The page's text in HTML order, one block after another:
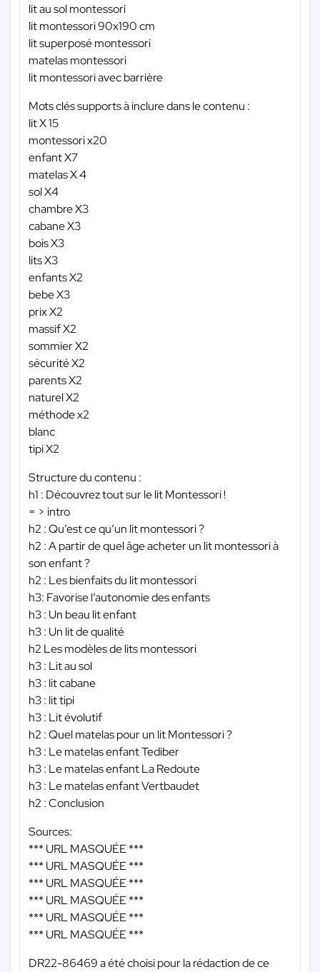
lit au sol montessori
lit montessori 90x190 cm
lit superposé montessori
matelas montessori
lit montessori avec barrière
Mots clés supports à inclure dans le contenu :
lit X 15
montessori x20
enfant X7
matelas X 4
sol X4
chambre X3
cabane X3
bois X3
lits X3
enfants X2
bebe X3
prix X2
massif X2
sommier X2
sécurité X2
parents X2
naturel X2
méthode x2
blanc
tipi X2
Structure du contenu :
h1 : Découvrez tout sur le lit Montessori !
= > intro
h2 : Qu’est ce qu’un lit montessori ?
h2 : A partir de quel âge acheter un lit montessori à
son enfant ?
h2 : Les bienfaits du lit montessori
h3: Favorise l’autonomie des enfants
h3 : Un beau lit enfant
h3 : Un lit de qualité
h2 Les modèles de lits montessori
h3 : Lit au sol
h3 : lit cabane
h3 : lit tipi
h3 : Lit évolutif
h2 : Quel matelas pour un lit Montessori ?
h3 : Le matelas enfant Tediber
h3 : Le matelas enfant La Redoute
h3 : Le matelas enfant Vertbaudet
h2 : Conclusion
Sources:
*** URL MASQUÉE ***
*** URL MASQUÉE ***
*** URL MASQUÉE ***
*** URL MASQUÉE ***
*** URL MASQUÉE ***
*** URL MASQUÉE ***
DR22-86469 a été choisi pour la rédaction de ce